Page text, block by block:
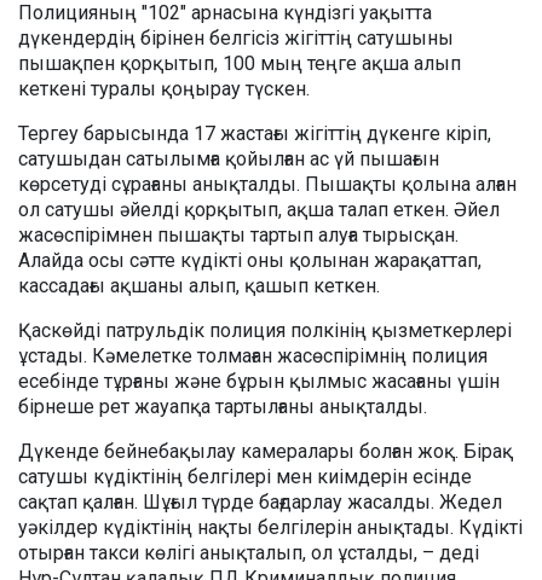
Полицияның "102" арнасына күндізгі уақытта
дүкендердің бірінен белгісіз жігіттің сатушыны
пышақпен қорқытып, 100 мың теңге ақша алып
кеткені туралы қоңырау түскен.
Тергеу барысында 17 жастағы жігіттің дүкенге кіріп,
сатушыдан сатылымға қойылған ас үй пышағын
көрсетуді сұрағаны анықталды. Пышақты қолына алған
ол сатушы әйелді қорқытып, ақша талап еткен. Әйел
жасөспірімнен пышақты тартып алуға тырысқан.
Алайда осы сәтте күдікті оны қолынан жарақаттап,
кассадағы ақшаны алып, қашып кеткен.
Қаскөйді патрульдік полиция полкінің қызметкерлері
ұстады. Кәмелетке толмаған жасөспірімнің полиция
есебінде тұрғаны және бұрын қылмыс жасағаны үшін
бірнеше рет жауапқа тартылғаны анықталды.
Дүкенде бейнебақылау камералары болған жоқ. Бірақ
сатушы күдіктінің белгілері мен киімдерін есінде
сақтап қалған. Шұғыл түрде бағдарлау жасалды. Жедел
уәкілдер күдіктінің нақты белгілерін анықтады. Күдікті
отырған такси көлігі анықталып, ол ұсталды, – деді